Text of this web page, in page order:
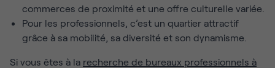
commerces de proximité et une offre culturelle variée.
Pour les professionnels, c’est un quartier attractif
grâce à sa mobilité, sa diversité et son dynamisme.
Si vous êtes à la recherche de bureaux professionnels à